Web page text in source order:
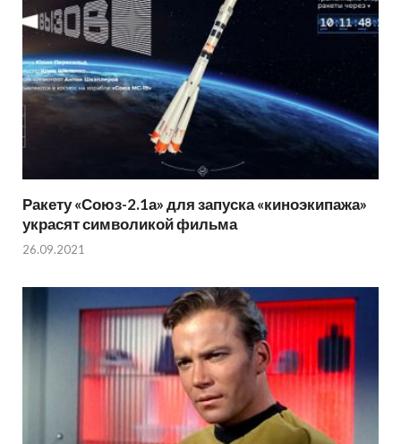
Ракету «Союз-2.1а» для запуска «киноэкипажа»
украсят символикой фильма
26.09.2021